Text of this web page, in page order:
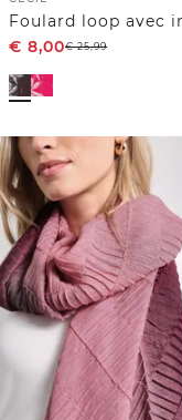
€ 8,00€25,99